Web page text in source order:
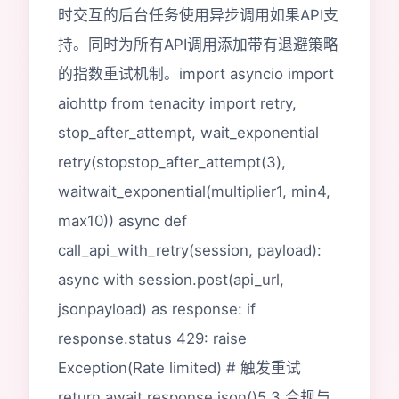
时交互的后台任务使用异步调用如果API支
持。同时为所有API调用添加带有退避策略
的指数重试机制。import asyncio import
aiohttp from tenacity import retry,
stop_after_attempt, wait_exponential
retry(stopstop_after_attempt(3),
waitwait_exponential(multiplier1, min4,
max10)) async def
call_api_with_retry(session, payload):
async with session.post(api_url,
jsonpayload) as response: if
response.status 429: raise
Exception(Rate limited) # 触发重试